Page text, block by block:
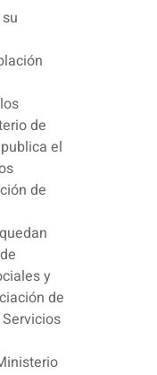
de
el
de
y
de